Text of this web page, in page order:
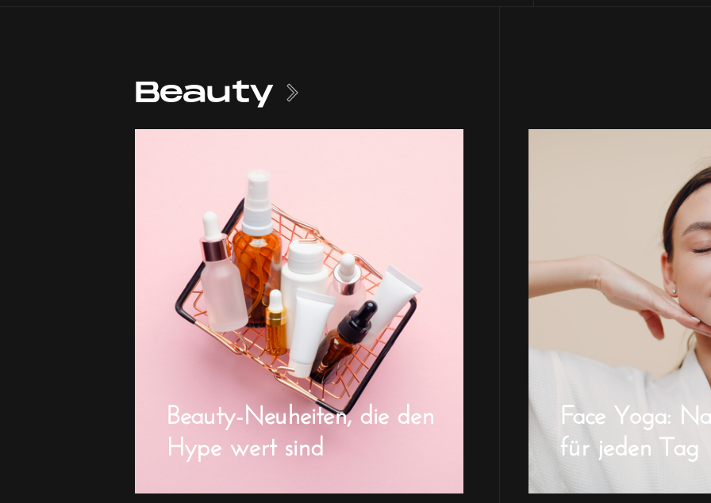
Beauty
Beauty-Neuheiten, die den
Hype wert sind
Face Yoga:
für jeden Tag